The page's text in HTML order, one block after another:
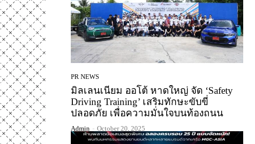
PR NEWS
มิลเลนเนียม ออโต้ หาดใหญ่ จัด ‘Safety
Driving Training’ เสริมทักษะขับขี่
ปลอดภัย เพื่อความมั่นใจบนท้องถนน
Admin - October 20, 2025